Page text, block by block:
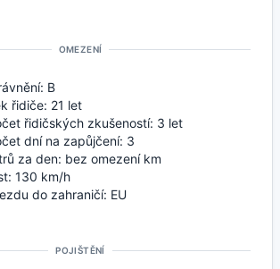
OMEZENÍ
B
řidiče: 21 let
řidičských zkušeností: 3 let
dní na zapůjčení: 3
za den: bez omezení km
130 km/h
do zahraničí: EU
POJIŠTĚNÍ